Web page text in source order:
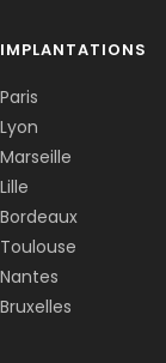
IMPLANTATIONS
Paris
Lyon
Marseille
Lille
Bordeaux
Toulouse
Nantes
Bruxelles